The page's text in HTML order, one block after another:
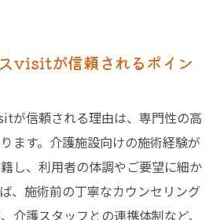
を支える訪問美容の力
出困難な方も美しさをキープ
しさを保てる訪問美容の強み
で手軽に叶う訪問美容サービス
外出できない方の笑顔を守る
方にも選ばれる訪問美容visit
visitが信頼されるポイン
が信頼される理由は、専門性の高
ます。介護施設向けの施術経験が
し、利用者の体調やご要望に細か
、施術前の丁寧なカウンセリング
介護スタッフとの連携体制など、